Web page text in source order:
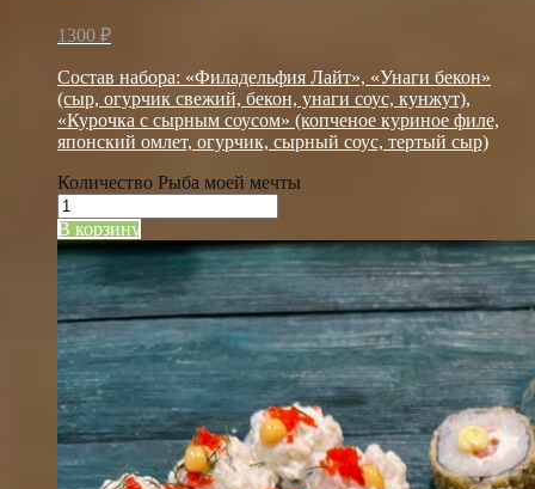
1300 ₽
Состав набора: «Филадельфия Лайт», «Унаги бекон»
(сыр, огурчик свежий, бекон, унаги соус, кунжут),
«Курочка с сырным соусом» (копченое куриное филе,
японский омлет, огурчик, сырный соус, тертый сыр)
Количество Рыба моей мечты
В корзину